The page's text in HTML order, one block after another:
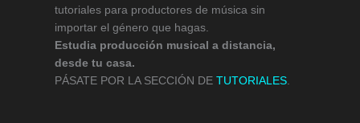
tutoriales para productores de música sin
importar el género que hagas.
Estudia producción musical a distancia,
desde tu casa.
PÁSATE POR LA SECCIÓN DE TUTORIALES.